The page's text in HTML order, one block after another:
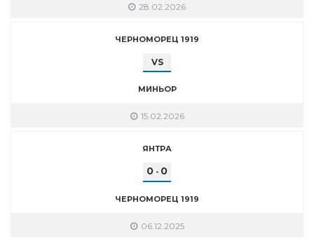
28.02.2026
ЧЕРНОМОРЕЦ 1919
VS
МИНЬОР
15.02.2026
ЯНТРА
0 - 0
ЧЕРНОМОРЕЦ 1919
06.12.2025